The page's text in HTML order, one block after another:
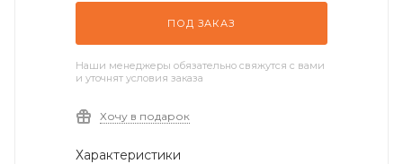
ПОД ЗАКАЗ
Наши менеджеры обязательно свяжутся с вами
и уточнят условия заказа
Хочу в подарок
Характеристики